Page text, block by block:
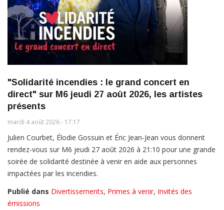
"Solidarité incendies : le grand concert en
direct" sur M6 jeudi 27 août 2026, les artistes
présents
mardi 4 août 2026 - 17:17
Julien Courbet, Élodie Gossuin et Éric Jean-Jean vous donnent
rendez-vous sur M6 jeudi 27 août 2026 à 21:10 pour une grande
soirée de solidarité destinée à venir en aide aux personnes
impactées par les incendies.
Publié dans Divertissements, Primes à venir, Invités des
émissions